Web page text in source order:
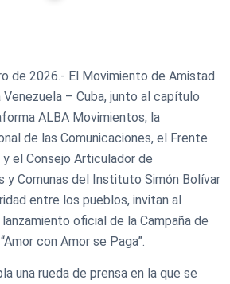
de 2026.- El Movimiento de Amistad
– Cuba, junto al capítulo
ALBA Movimientos, la
de las Comunicaciones, el Frente
el Consejo Articulador de
y Comunas del Instituto Simón Bolívar
entre los pueblos, invitan al
oficial de la Campaña de
con Amor se Paga”.
una rueda de prensa en la que se